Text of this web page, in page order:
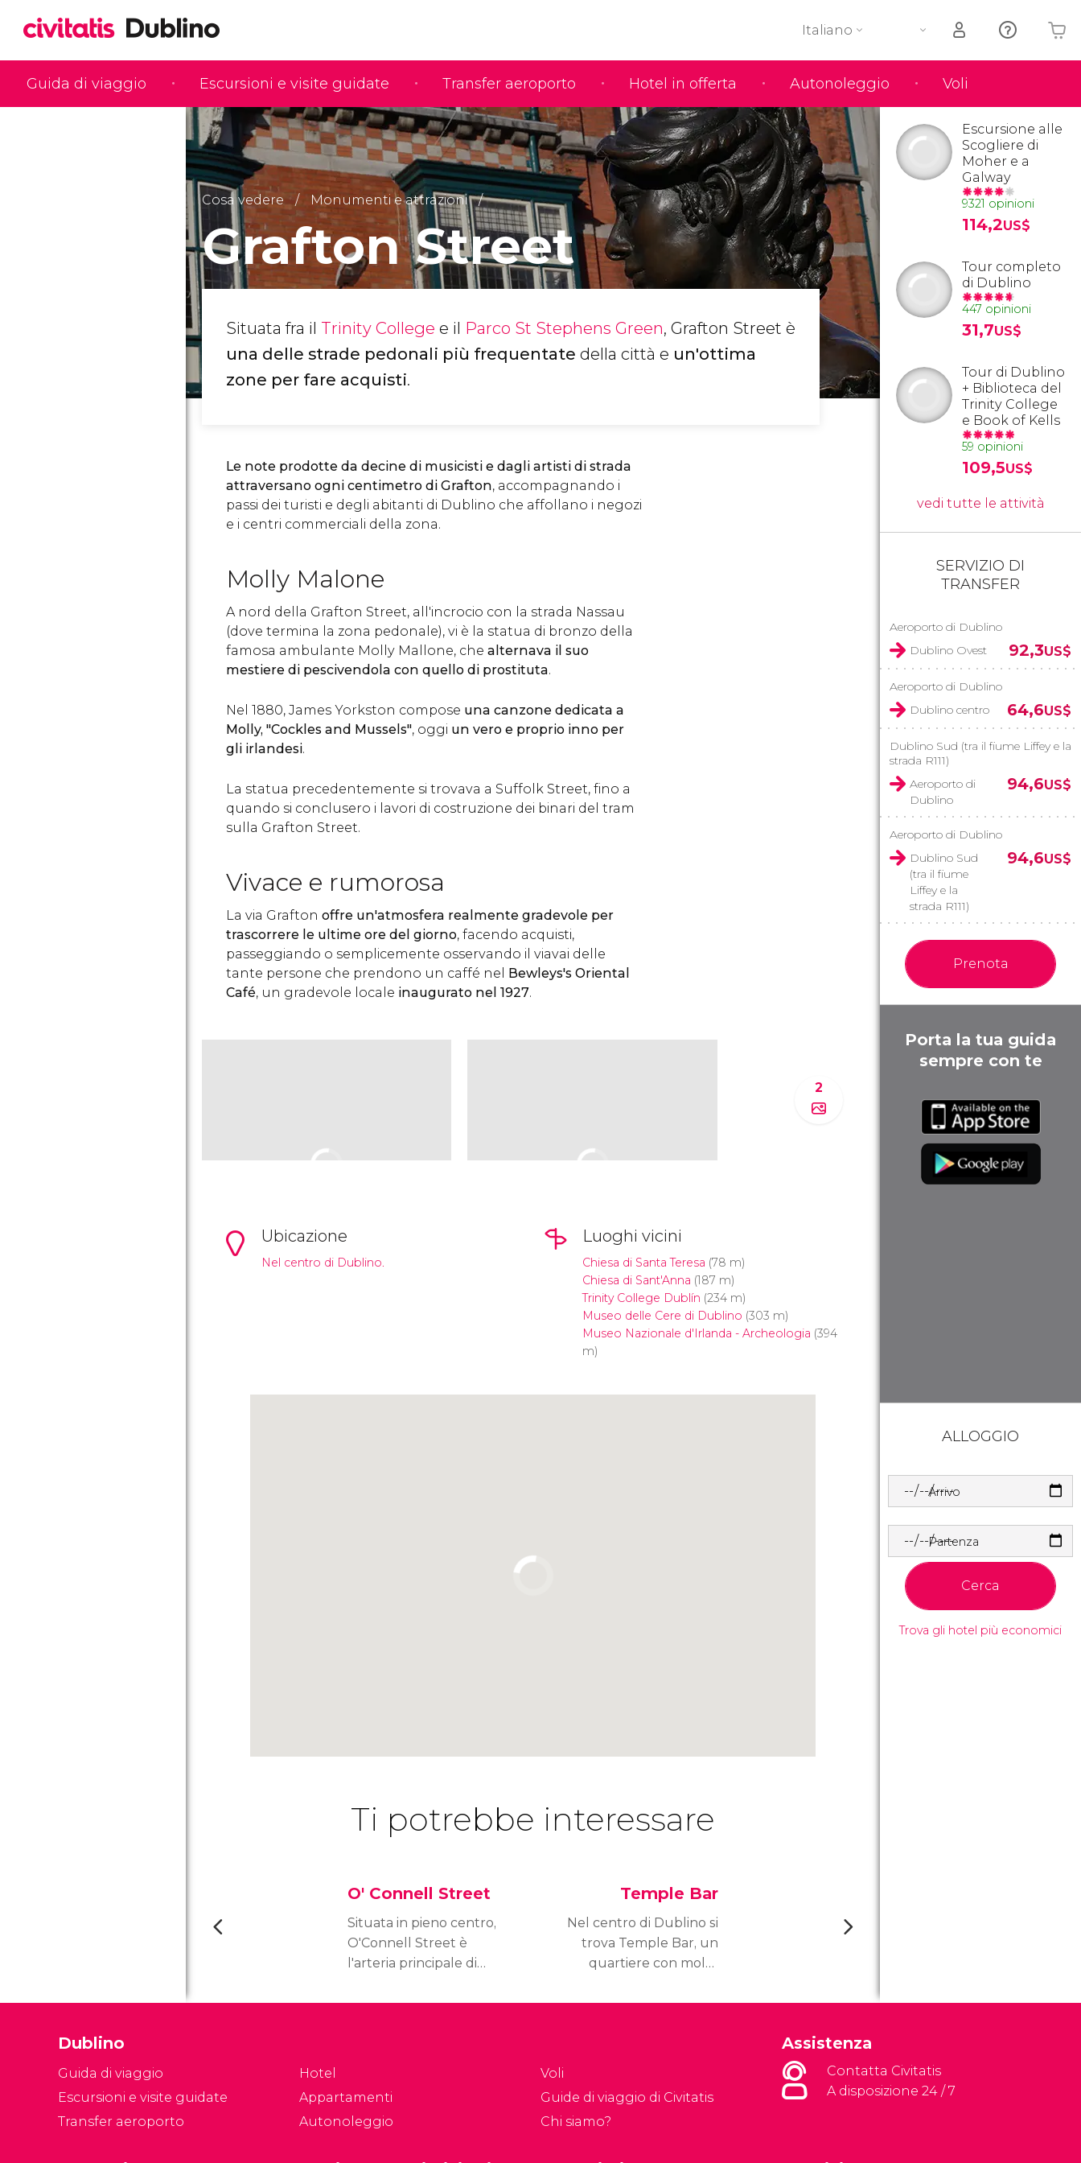
Guida di viaggio Escursioni e visite guidate Transfer aeroporto Hotel in offerta Autonoleggio Voli
Italiano
Il tuo carrello è vuoto
Cosa vedere Monumenti e attrazioni
Grafton Street
Situata fra il Trinity College e il Parco St Stephens Green, Grafton Street è
una delle strade pedonali più frequentate della città e un'ottima
zone per fare acquisti.
Le note prodotte da decine di musicisti e dagli artisti di strada
attraversano ogni centimetro di Grafton, accompagnando i
passi dei turisti e degli abitanti di Dublino che affollano i negozi
e i centri commerciali della zona.
Molly Malone
A nord della Grafton Street, all'incrocio con la strada Nassau
(dove termina la zona pedonale), vi è la statua di bronzo della
famosa ambulante Molly Mallone, che alternava il suo
mestiere di pescivendola con quello di prostituta.
Nel 1880, James Yorkston compose una canzone dedicata a
Molly, "Cockles and Mussels", oggi un vero e proprio inno per
gli irlandesi.
La statua precedentemente si trovava a Suffolk Street, fino a
quando si conclusero i lavori di costruzione dei binari del tram
sulla Grafton Street.
Vivace e rumorosa
La via Grafton offre un'atmosfera realmente gradevole per
trascorrere le ultime ore del giorno, facendo acquisti,
passeggiando o semplicemente osservando il viavai delle
tante persone che prendono un caffé nel Bewleys's Oriental
Café, un gradevole locale inaugurato nel 1927.
2
Ubicazione
Nel centro di Dublino.
Luoghi vicini
Chiesa di Santa Teresa (78 m)
Chiesa di Sant'Anna (187 m)
Trinity College Dublín (234 m)
Museo delle Cere di Dublino (303 m)
Museo Nazionale d'Irlanda - Archeologia (394
m)
Ti potrebbe interessare
O' Connell Street
Situata in pieno centro,
O'Connell Street è
l'arteria principale di
al fiume Liffey, dal ponte
Temple Bar
Nel centro di Dublino si
trova Temple Bar, un
quartiere con molta
una zona piena di
Escursione alle
Scogliere di
Moher e a
Galway
9321 opinioni
114,2US$
Tour completo
di Dublino
447 opinioni
31,7US$
Tour di Dublino
+ Biblioteca del
Trinity College
e Book of Kells
59 opinioni
109,5US$
vedi tutte le attività
SERVIZIO DI
TRANSFER
Aeroporto di Dublino
Dublino Ovest
92,3US$
Aeroporto di Dublino
Dublino centro
64,6US$
Dublino Sud (tra il fiume Liffey e la
strada R111)
Aeroporto di
Dublino
94,6US$
Aeroporto di Dublino
Dublino Sud
(tra il fiume
Liffey e la
strada R111)
94,6US$
Prenota
Porta la tua guida
sempre con te
ALLOGGIO
Arrivo
Partenza
Cerca
Trova gli hotel più economici
Dublino
Guida di viaggio
Escursioni e visite guidate
Transfer aeroporto
Hotel
Appartamenti
Autonoleggio
Voli
Guide di viaggio di Civitatis
Chi siamo?
Assistenza
Contatta Civitatis
A disposizione 24 / 7